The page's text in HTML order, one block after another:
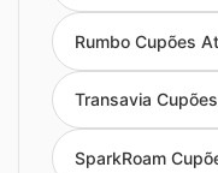
Rumbo Cupões
Transavia
SparkRoam